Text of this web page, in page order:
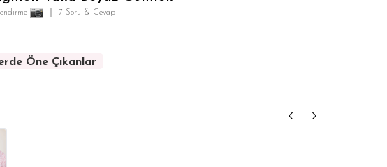
7 Soru & Cevap
Öne Çıkanlar
Öne Çıkanlar
Öne Çıkanlar
Öne Çıkanlar